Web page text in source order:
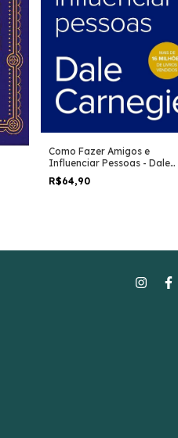
Como Fazer Amigos e
Influenciar Pessoas - Dale
Carnegie
R$64,90